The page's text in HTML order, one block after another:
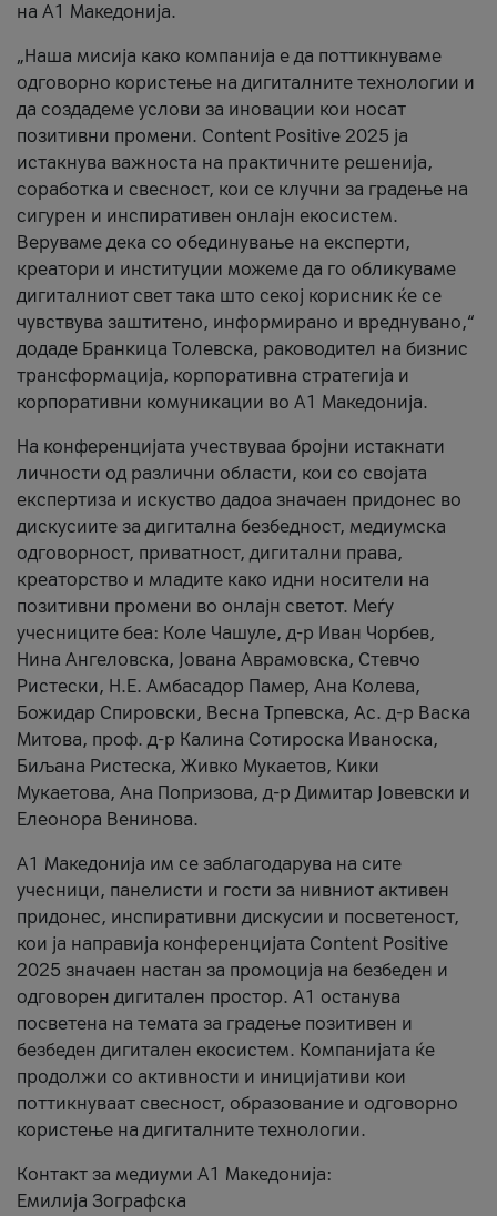
на А1 Македонија.
„Наша мисија како компанија е да поттикнуваме
одговорно користење на дигиталните технологии и
да создадеме услови за иновации кои носат
позитивни промени. Content Positive 2025 ја
истакнува важноста на практичните решенија,
соработка и свесност, кои се клучни за градење на
сигурен и инспиративен онлајн екосистем.
Веруваме дека со обединување на експерти,
креатори и институции можеме да го обликуваме
дигиталниот свет така што секој корисник ќе се
чувствува заштитено, информирано и вреднувано,“
додаде Бранкица Толевска, раководител на бизнис
трансформација, корпоративна стратегија и
корпоративни комуникации во А1 Македонија.
На конференцијата учествуваа бројни истакнати
личности од различни области, кои со својата
експертиза и искуство дадоа значаен придонес во
дискусиите за дигитална безбедност, медиумска
одговорност, приватност, дигитални права,
креаторство и младите како идни носители на
позитивни промени во онлајн светот. Меѓу
учесниците беа: Коле Чашуле, д-р Иван Чорбев,
Нина Ангеловска, Јована Аврамовска, Стевчо
Ристески, Н.Е. Амбасадор Памер, Ана Колева,
Божидар Спировски, Весна Трпевска, Ас. д-р Васка
Митова, проф. д-р Калина Сотироска Иваноска,
Биљана Ристеска, Живко Мукаетов, Кики
Мукаетова, Ана Попризова, д-р Димитар Јовевски и
Елеонора Венинова.
А1 Македонија им се заблагодарува на сите
учесници, панелисти и гости за нивниот активен
придонес, инспиративни дискусии и посветеност,
кои ја направија конференцијата Content Positive
2025 значаен настан за промоција на безбеден и
одговорен дигитален простор. А1 останува
посветена на темата за градење позитивен и
безбеден дигитален екосистем. Компанијата ќе
продолжи со активности и иницијативи кои
поттикнуваат свесност, образование и одговорно
користење на дигиталните технологии.
Контакт за медиуми А1 Македонија:
Емилија Зографска